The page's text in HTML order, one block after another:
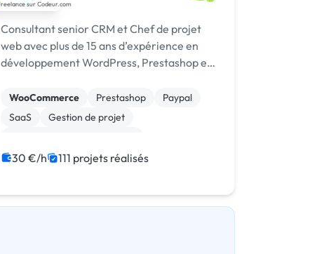
Consultant senior CRM et Chef de projet
web avec plus de 15 ans d’expérience en
développement WordPress, Prestashop et
WooCommerce Prestashop
Paypal
SaaS
Gestion de projet
Agile / Scrum
Android
Full-stack
30 €/h 111 projets réalisés